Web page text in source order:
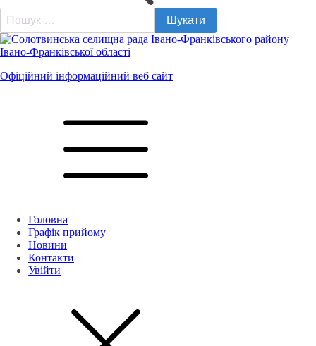
Пошук:
Офіційний інформаційний веб сайт
Головна
Графік прийому
Новини
Контакти
Увійти